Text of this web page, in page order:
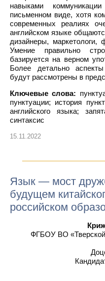
навыками
письменном виде, хотя
современных реалиях
английском языке
дизайнеры, маркетологи,
Умение правильно
базируется на верном
Более детально
будут рассмотрены в
Ключевые слова:
пунктуации; история
английского языка;
синтаксис
15.11.2022
Язык — мост
будущем
российском
ФГБОУ ВО «Тверской